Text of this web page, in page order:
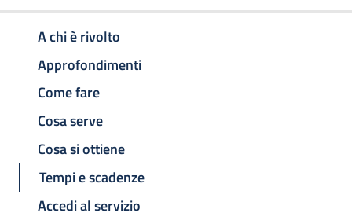
A chi è rivolto
Approfondimenti
Come fare
Cosa serve
Cosa si ottiene
Tempi e scadenze
Accedi al servizio